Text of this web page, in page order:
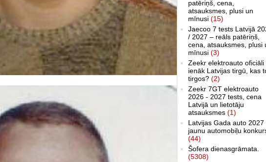
patēriņš, cena,
atsauksmes, plusi un
mīnusi (15)
Jaecoo 7 tests Latvijā
/ 2027 – reāls patēriņš,
cena, atsauksmes, plusi
mīnusi (3)
Zeekr elektroauto oficiāli
ienāk Latvijas tirgū, kas
tirgos? (2)
Zeekr 7GT elektroauto
2026 - 2027 tests, cena
Latvijā un lietotāju
atsauksmes (1)
Latvijas Gada auto 2027
jaunu automobiļu
(44)
Šofera dienasgrāmata.
(5308)